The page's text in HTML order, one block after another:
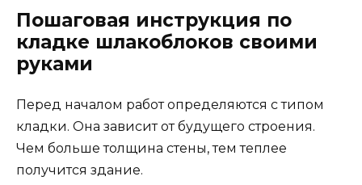
Пошаговая инструкция по
кладке шлакоблоков своими
руками
Перед началом работ определяются с типом
кладки. Она зависит от будущего строения.
Чем больше толщина стены, тем теплее
получится здание.